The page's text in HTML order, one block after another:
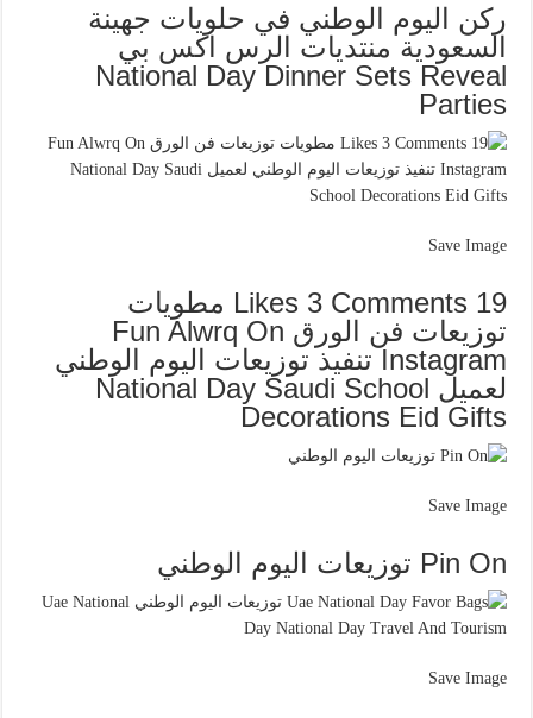
ركن اليوم الوطني في حلويات جهينة
السعودية منتديات الرس اكس بي
National Day Dinner Sets Reveal
Parties
Save Image
19 Likes 3 Comments مطويات
توزيعات فن الورق Fun Alwrq On
Instagram تنفيذ توزيعات اليوم الوطني
لعميل National Day Saudi School
Decorations Eid Gifts
Save Image
Pin On توزيعات اليوم الوطني
Save Image